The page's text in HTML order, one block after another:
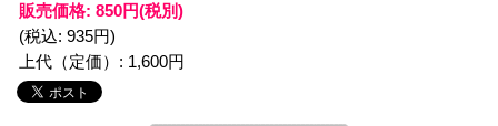
販売価格: 850円(税別)
(税込: 935円)
上代（定価） : 1,600円